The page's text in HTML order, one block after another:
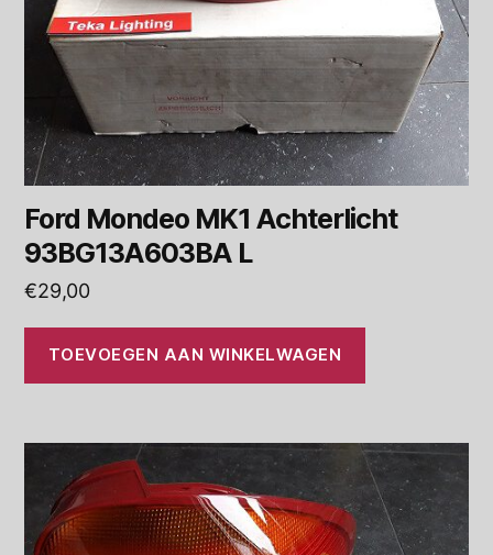
Ford Mondeo MK1 Achterlicht
93BG13A603BA L
€29,00
TOEVOEGEN AAN WINKELWAGEN